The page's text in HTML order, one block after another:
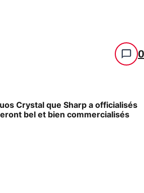
0
Crystal que Sharp a officialisés
bel et bien commercialisés